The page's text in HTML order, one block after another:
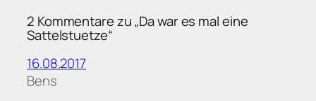
2 Kommentare zu „Da war es mal eine
Sattelstuetze“
16.08.2017
Bens